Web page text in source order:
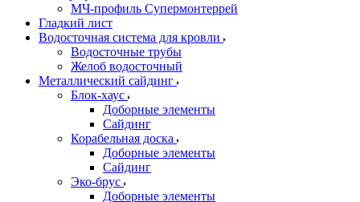
МЧ-профиль Супермонтеррей
Гладкий лист
Водосточная система для кровли
Водосточные трубы
Желоб водосточный
Металлический сайдинг
Блок-хаус
Доборные элементы
Сайдинг
Корабельная доска
Доборные элементы
Сайдинг
Эко-брус
Доборные элементы